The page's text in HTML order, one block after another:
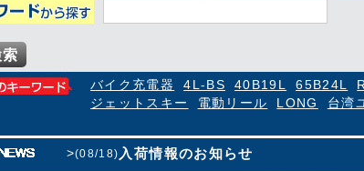
索
バイク充電器 4L-BS 40B19L 65B24L
ジェットスキー
電動リール LONG 台湾
>(08/18) 入荷情報のお知らせ